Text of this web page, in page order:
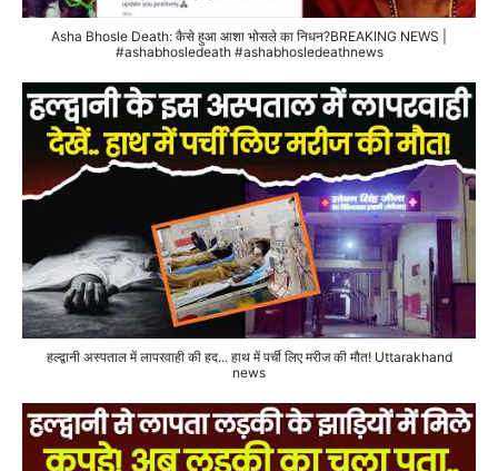
Asha Bhosle Death: कैसे हुआ आशा भोसले का निधन?BREAKING NEWS |
#ashabhosledeath #ashabhosledeathnews
हल्द्वानी अस्पताल में लापरवाही की हद... हाथ में पर्ची लिए मरीज की मौत! Uttarakhand
news